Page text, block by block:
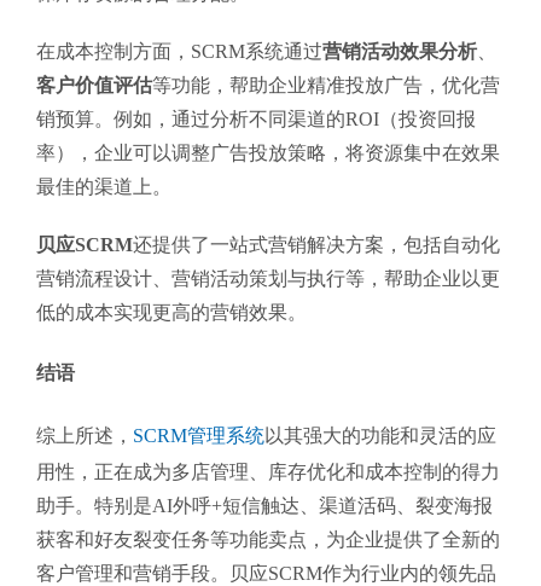
在成本控制方面，SCRM系统通过营销活动效果分析
客户价值评估等功能，帮助企业精准投放广告，优化营
销预算。例如，通过分析不同渠道的ROI（投资回报
率），企业可以调整广告投放策略，将资源集中在效果
最佳的渠道上。
贝应SCRM还提供了一站式营销解决方案，包括自动化
营销流程设计、营销活动策划与执行等，帮助企业以更
低的成本实现更高的营销效果。
结语
综上所述， SCRM管理系统以其强大的功能和灵活的应
用性，正在成为多店管理、库存优化和成本控制的得力
助手。特别是AI外呼+短信触达、渠道活码、裂变海报
获客和好友裂变任务等功能卖点，为企业提供了全新的
客户管理和营销手段。贝应SCRM作为行业内的领先品